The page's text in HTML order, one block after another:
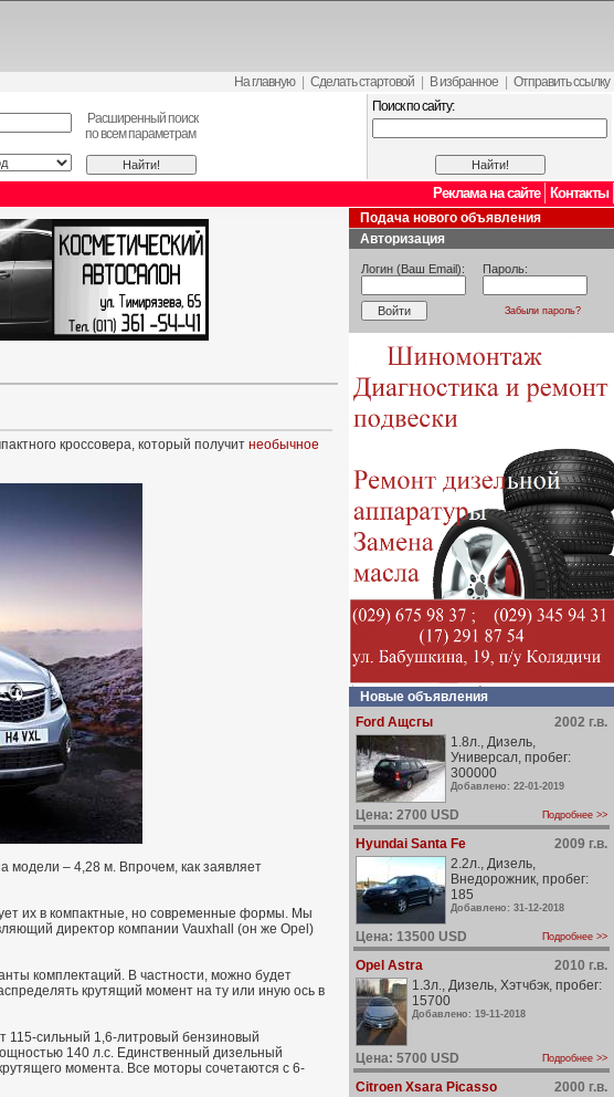
На главную Сделать стартовой В избранное Отправить ссылку
Расширенный поиск
по всем параметрам
Поиск по сайту:
Контакты
Реклама на сайте
кроссовера, который получит необычное
модели – 4,28 м. Впрочем, как заявляет
их в компактные, но современные формы. Мы
директор компании Vauxhall (он же Opel)
комплектаций. В частности, можно будет
крутящий момент на ту или иную ось в
115-сильный 1,6-литровый бензиновый
140 л.с. Единственный дизельный
момента. Все моторы сочетаются с 6-
Подача нового объявления
Авторизация
Логин (Ваш Email): Пароль:
Забыли пароль?
Новые объявления
Ford Ащсгы
2002 г.в.
1.8л., Дизель,
Универсал, пробег:
300000
Добавлено: 22-01-2019
Цена: 2700 USD Подробнее >>
Hyundai Santa Fe
2009 г.в.
2.2л., Дизель,
Внедорожник, пробег:
185
Добавлено: 31-12-2018
Цена: 13500 USD Подробнее >>
Opel Astra
2010 г.в.
1.3л., Дизель, Хэтчбэк, пробег:
15700
Добавлено: 19-11-2018
Цена: 5700 USD Подробнее >>
Citroen Xsara Picasso
2000 г.в.